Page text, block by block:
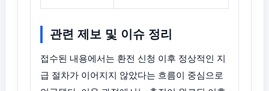
관련 제보 및 이슈 정리
접수된 내용에서는 환전 신청 이후 정상적인 지
급 절차가 이어지지 않았다는 흐름이 중심으로